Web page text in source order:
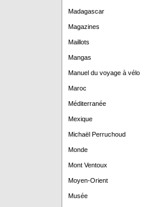
Madagascar
Magazines
Maillots
Mangas
Manuel du voyage à vélo
Maroc
Méditerranée
Mexique
Michaël Perruchoud
Monde
Mont Ventoux
Moyen-Orient
Musée